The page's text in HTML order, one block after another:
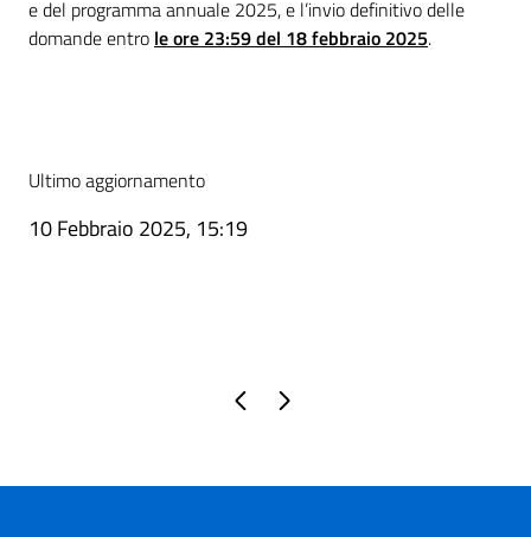
e del programma annuale 2025, e l’invio definitivo delle
domande entro le ore 23:59 del 18 febbraio 2025.
Ultimo aggiornamento
10 Febbraio 2025, 15:19
Pagina precedente